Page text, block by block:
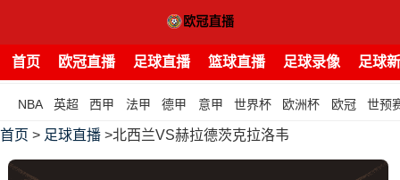
首页 欧冠直播 足球直播 篮球直播 足球录像 足球
NBA 英超 西甲 法甲 德甲 意甲 世界杯 欧洲杯 欧冠 世预
首页 > 足球直播 >北西兰VS赫拉德茨克拉洛韦